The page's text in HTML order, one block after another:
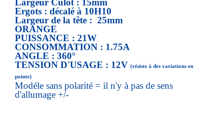
Ergots : décalé à 10H10
Largeur de la tête : 25mm
ORANGE
PUISSANCE : 21W
CONSOMMATION : 1.75A
ANGLE : 360°
TENSION D'USAGE : 12V (résiste à des variations en
pointe)
Modéle sans polarité = il n'y à pas de sens
d'allumage +/-